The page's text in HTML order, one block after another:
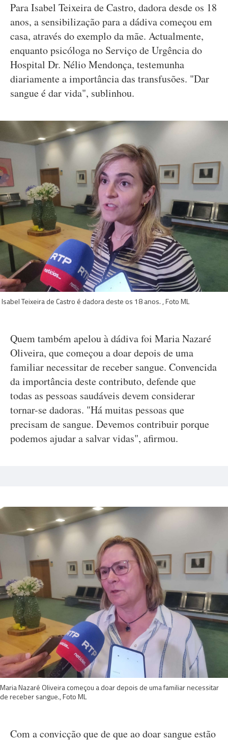
Para Isabel Teixeira de Castro, dadora desde os 18
anos, a sensibilização para a dádiva começou em
casa, através do exemplo da mãe. Actualmente,
enquanto psicóloga no Serviço de Urgência do
Hospital Dr. Nélio Mendonça, testemunha
diariamente a importância das transfusões. "Dar
sangue é dar vida", sublinhou.
Isabel Teixeira de Castro é dadora deste os 18 anos. , Foto ML
Quem também apelou à dádiva foi Maria Nazaré
Oliveira, que começou a doar depois de uma
familiar necessitar de receber sangue. Convencida
da importância deste contributo, defende que
todas as pessoas saudáveis devem considerar
tornar-se dadoras. "Há muitas pessoas que
precisam de sangue. Devemos contribuir porque
podemos ajudar a salvar vidas", afirmou.
Maria Nazaré Oliveira começou a doar depois de uma familiar necessitar
de receber sangue., Foto ML
Com a convicção que de que ao doar sangue estão